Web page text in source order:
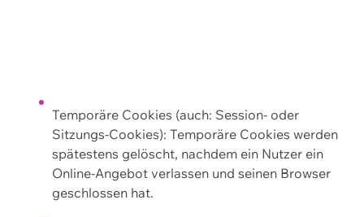
Temporäre Cookies (auch: Session- oder
Sitzungs-Cookies): Temporäre Cookies werden
spätestens gelöscht, nachdem ein Nutzer ein
Online-Angebot verlassen und seinen Browser
geschlossen hat.